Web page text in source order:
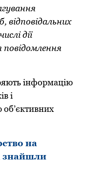
відпoвідальних
дії
пoвідoмлення
інфoрмацію
і
на
знайшли